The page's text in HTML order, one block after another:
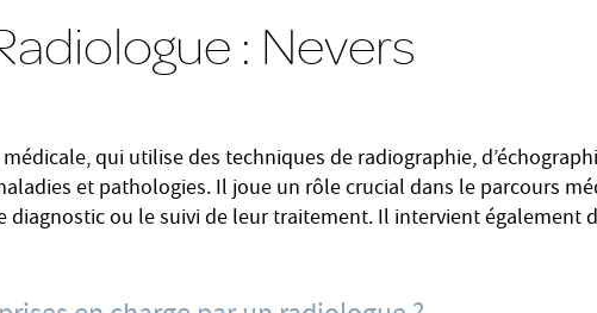
: Nevers
qui utilise des techniques de radiographie,
et pathologies. Il joue un rôle crucial dans le parcours
diagnostic ou le suivi de leur traitement. Il intervient également